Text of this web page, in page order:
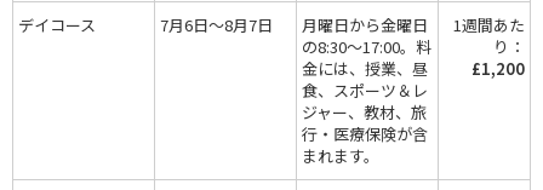
デイコース 7月6日～8月7日
月曜日から金曜日
の8:30～17:00。料
金には、授業、昼
食、スポーツ＆レ
ジャー、教材、旅
行・医療保険が含
まれます。
1週間あた
り：
£1,200